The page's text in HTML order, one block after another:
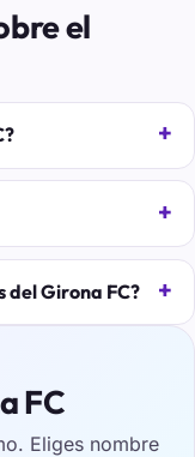
el
del Girona FC?
FC
Eliges nombre